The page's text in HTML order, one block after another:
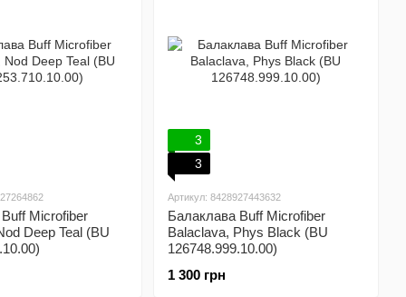
Microfiber
Deep Teal (BU
3
3
Артикул: 8428927443632
Балаклава Buff Microfiber
Balaclava, Phys Black (BU
126748.999.10.00)
1 300 грн